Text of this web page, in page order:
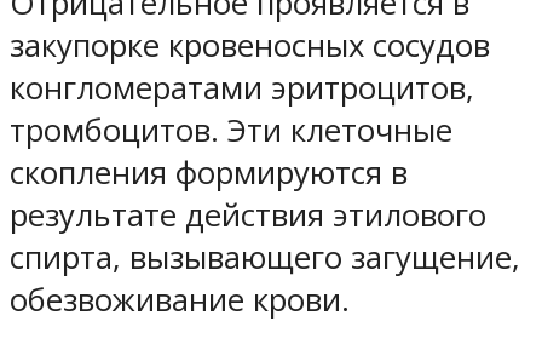
закупорке кровеносных сосудов
конгломератами эритроцитов,
тромбоцитов. Эти клеточные
скопления формируются в
результате действия этилового
спирта, вызывающего загущение,
обезвоживание крови.